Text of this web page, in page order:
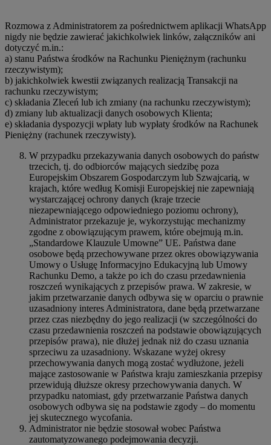
Rozmowa z Administratorem za pośrednictwem aplikacji WhatsApp
nigdy nie będzie zawierać jakichkolwiek linków, załączników ani
dotyczyć m.in.:
a) stanu Państwa środków na Rachunku Pieniężnym (rachunku
rzeczywistym);
b) jakichkolwiek kwestii związanych realizacją Transakcji na
rachunku rzeczywistym;
c) składania Zleceń lub ich zmiany (na rachunku rzeczywistym);
d) zmiany lub aktualizacji danych osobowych Klienta;
e) składania dyspozycji wpłaty lub wypłaty środków na Rachunek
Pieniężny (rachunek rzeczywisty).
W przypadku przekazywania danych osobowych do państw
trzecich, tj. do odbiorców mających siedzibę poza
Europejskim Obszarem Gospodarczym lub Szwajcarią, w
krajach, które według Komisji Europejskiej nie zapewniają
wystarczającej ochrony danych (kraje trzecie
niezapewniającego odpowiedniego poziomu ochrony),
Administrator przekazuje je, wykorzystując mechanizmy
zgodne z obowiązującym prawem, które obejmują m.in.
„Standardowe Klauzule Umowne” UE. Państwa dane
osobowe będą przechowywane przez okres obowiązywania
Umowy o Usługę Informacyjno Edukacyjną lub Umowy
Rachunku Demo, a także po ich do czasu przedawnienia
roszczeń wynikających z przepisów prawa. W zakresie, w
jakim przetwarzanie danych odbywa się w oparciu o prawnie
uzasadniony interes Administratora, dane będą przetwarzane
przez czas niezbędny do jego realizacji (w szczególności do
czasu przedawnienia roszczeń na podstawie obowiązujących
przepisów prawa), nie dłużej jednak niż do czasu uznania
sprzeciwu za uzasadniony. Wskazane wyżej okresy
przechowywania danych mogą zostać wydłużone, jeżeli
mające zastosowanie w Państwa kraju zamieszkania przepisy
przewidują dłuższe okresy przechowywania danych. W
przypadku natomiast, gdy przetwarzanie Państwa danych
osobowych odbywa się na podstawie zgody – do momentu
jej skutecznego wycofania.
Administrator nie będzie stosował wobec Państwa
zautomatyzowanego podejmowania decyzji.